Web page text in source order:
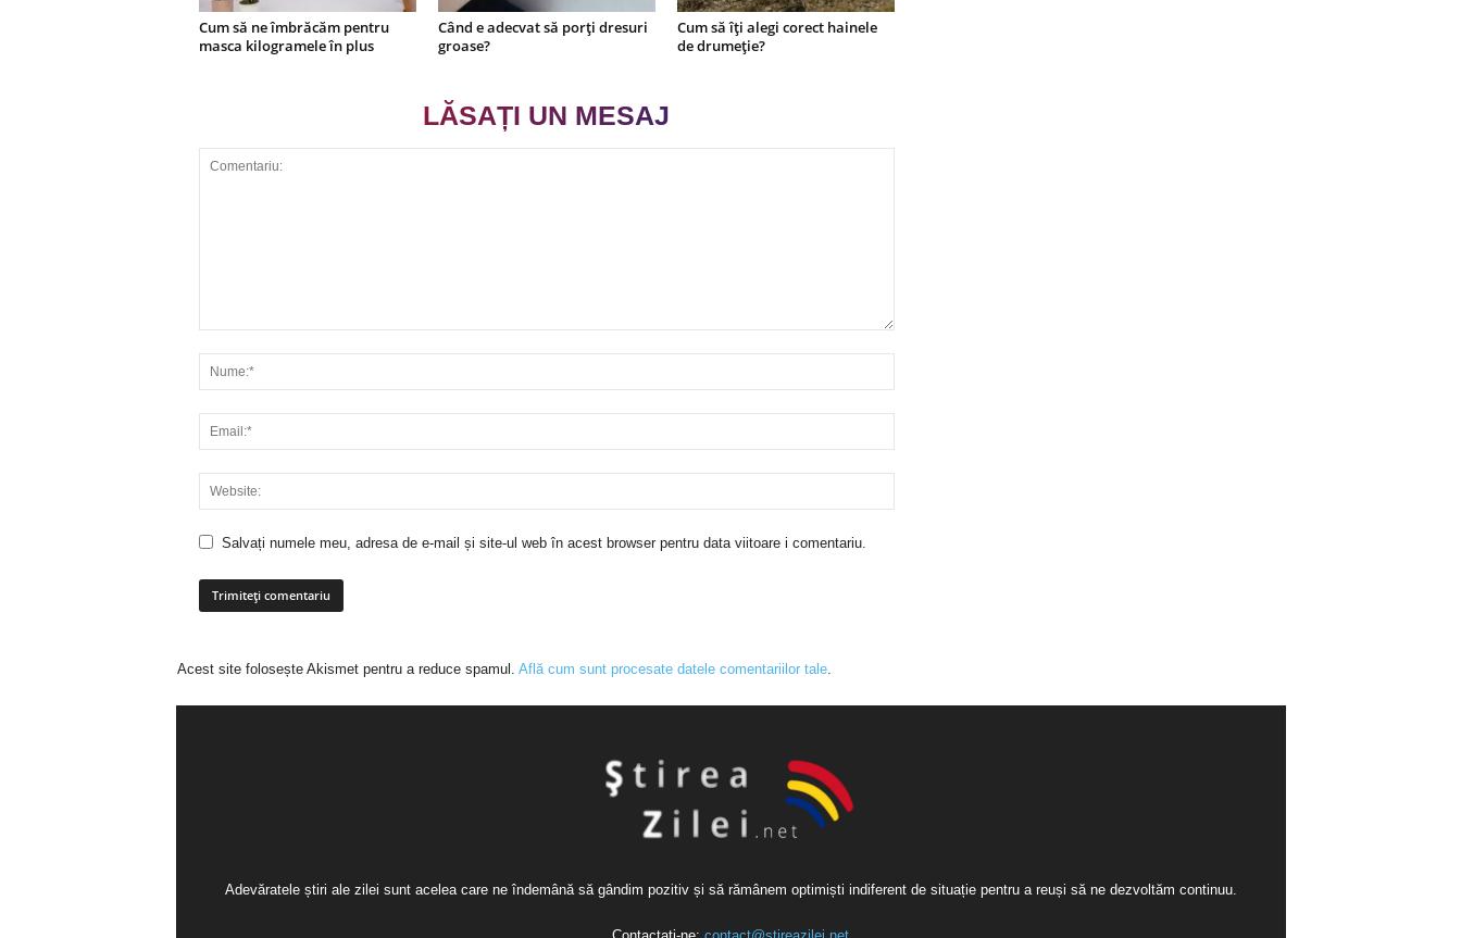
Cum să ne îmbrăcăm pentru
masca kilogramele în plus
Când e adecvat să porți dresuri
groase?
Cum să îți alegi corect hainele
de drumeție?
LĂSAȚI UN MESAJ
Salvați numele meu, adresa de e-mail și site-ul web în acest browser pentru data viitoare i comentariu.
Acest site folosește Akismet pentru a reduce spamul. Află cum sunt procesate datele comentariilor tale.
Adevăratele știri ale zilei sunt acelea care ne îndemână să gândim pozitiv și să rămânem optimiști indiferent de situație pentru a reuși să ne dezvoltăm continuu.